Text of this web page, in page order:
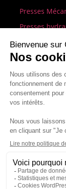
Presses
Presses
Presses à
Lignes de
Détoureuses
Lignes de
Métrologie
Tour à
numérique